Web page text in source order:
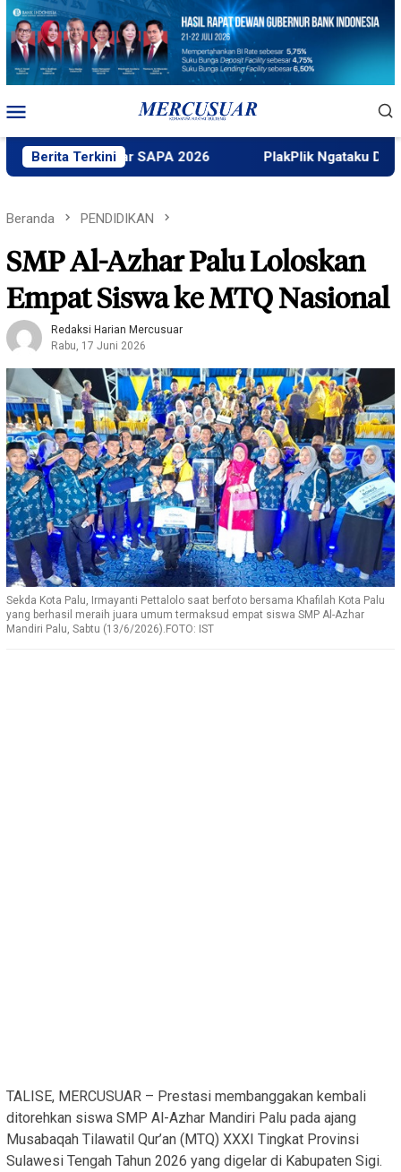
Loncat
konten
Mobile
Berita Terkini
Untad Gelar SAPA 2026 PlakPlik Ngataku Dukung
Beranda PENDIDIKAN
SMP Al-Azhar Palu Loloskan
Empat Siswa ke MTQ Nasional
Redaksi Harian Mercusuar
Rabu, 17 Juni 2026
Sekda Kota Palu, Irmayanti Pettalolo saat berfoto bersama Khafilah Kota Palu
yang berhasil meraih juara umum termaksud empat siswa SMP Al-Azhar
Mandiri Palu, Sabtu (13/6/2026).FOTO: IST
TALISE, MERCUSUAR – Prestasi membanggakan kembali
ditorehkan siswa SMP Al-Azhar Mandiri Palu pada ajang
Musabaqah Tilawatil Qur’an (MTQ) XXXI Tingkat Provinsi
Sulawesi Tengah Tahun 2026 yang digelar di Kabupaten Sigi.